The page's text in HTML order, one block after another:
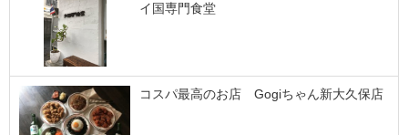
イ国専門食堂
コスパ最高のお店 Gogiちゃん新大久保店